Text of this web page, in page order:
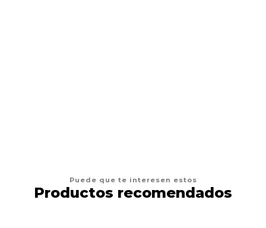
Puede que te interesen estos
Productos recomendados